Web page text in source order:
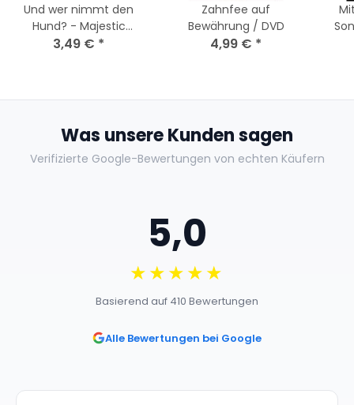
Und wer nimmt den
Hund? - Majestic
Collection / DVD *Top
3,49 € *
Zahnfee auf
Bewährung / DVD
4,99 € *
Was unsere Kunden sagen
Verifizierte Google-Bewertungen von echten Käufern
5,0
★★★★★
Basierend auf 410 Bewertungen
Alle Bewertungen bei Google